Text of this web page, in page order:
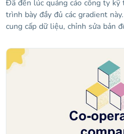
Đã đến lúc quảng cáo công ty kỹ
trình bày đầy đủ các gradient
cung cấp dữ liệu, chỉnh sửa bản